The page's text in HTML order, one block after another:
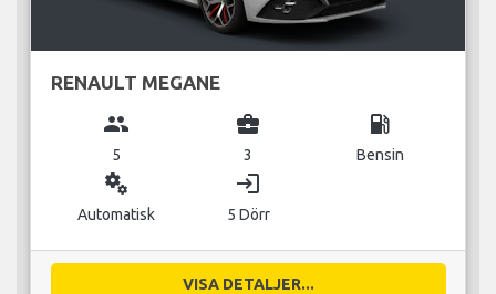
RENAULT MEGANE
group
5
business_center
3
local_gas_station
Bensin
miscellaneous_services
Automatisk
login
5 Dörr
VISA DETALJER...